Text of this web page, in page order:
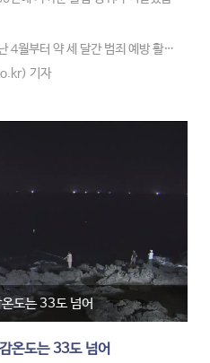
4월부터 약 세 달간 범죄 예방 활동
를 단속했다고 밝혔습니다.
위반 행위도 상당했다며 단속 활
기자
도는 33도 넘어
[제주날씨] 산지 중심 비..체감온도는 33도 넘어